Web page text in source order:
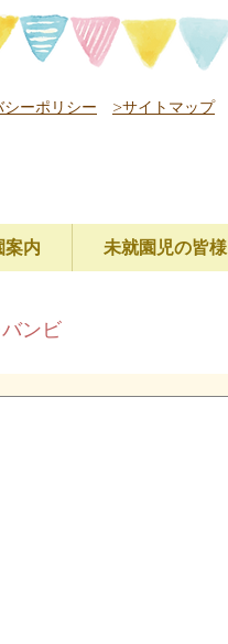
ーポリシー >サイトマップ
案内 未就園児の皆様
ンビ